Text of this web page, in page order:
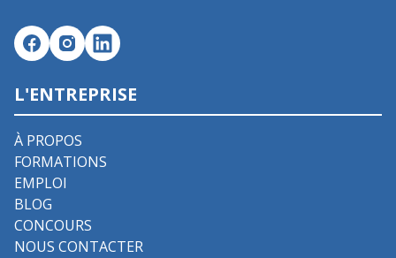
L'ENTREPRISE
À PROPOS
FORMATIONS
EMPLOI
BLOG
CONCOURS
NOUS CONTACTER